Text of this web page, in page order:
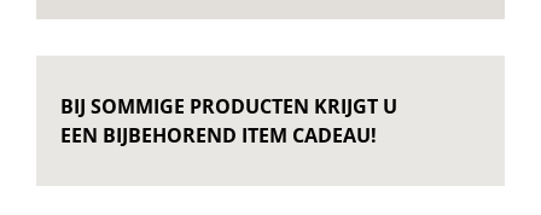
BIJ SOMMIGE PRODUCTEN KRIJGT U
EEN BIJBEHOREND ITEM CADEAU!